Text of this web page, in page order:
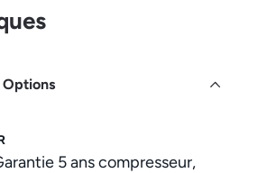
Options
5 ans compresseur,